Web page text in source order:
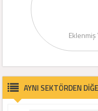
Eklenmiş
AYNI SEKTÖRDEN